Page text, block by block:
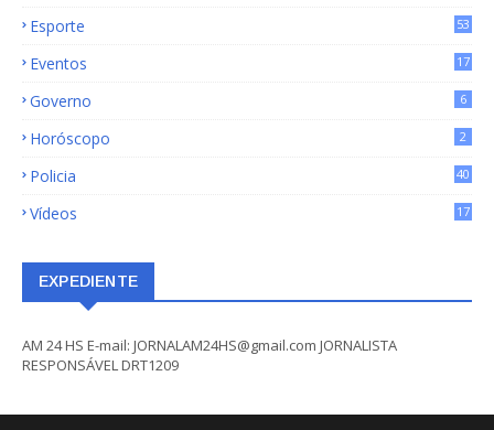
Esporte 53
Eventos 17
Governo 6
Horóscopo 2
Policia 40
Vídeos 17
EXPEDIENTE
AM 24 HS E-mail: JORNALAM24HS@gmail.com JORNALISTA
RESPONSÁVEL DRT1209